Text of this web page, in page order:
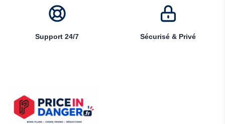
Support 24/7 Sécurisé & Privé